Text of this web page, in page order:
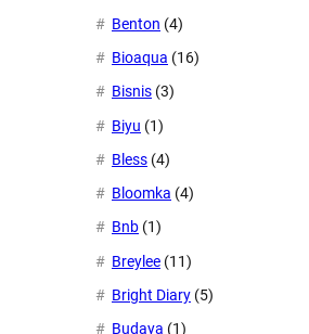
Benton (4)
Bioaqua (16)
Bisnis (3)
Biyu (1)
Bless (4)
Bloomka (4)
Bnb (1)
Breylee (11)
Bright Diary (5)
Budaya (1)